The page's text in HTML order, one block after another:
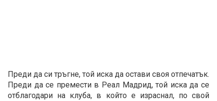
Преди да си тръгне, той иска да остави своя отпечатък.
Преди да се премести в Реал Мадрид, той иска да се
отблагодари на клуба, в който е израснал, по свой